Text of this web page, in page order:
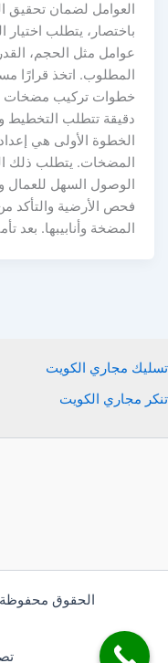
العوامل لضمان تحقيق
باختصار، يتطلب
عوامل مثل الحجم،
المطلوب. اتخذ قرارًا
خطوات تركيب مضخات
دقيقة تتطلب التخطيط
الخطوة الأولى هي
المضخات. يتطلب ذلك
الوصول السهل للعمال
فحص الأرضية والتأكد
المضخة وأنابيبها. بعد
تسليك مجاري الكويت
تنكر مجاري الكويت
الحقوق